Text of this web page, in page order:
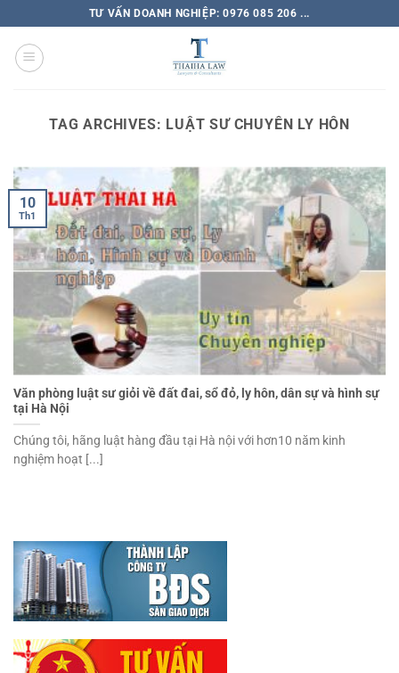
TƯ VẤN DOANH NGHIỆP: 0976 085 206 ...
TAG ARCHIVES: LUẬT SƯ CHUYÊN LY HÔN
Văn phòng luật sư giỏi về đất đai, sổ đỏ, ly hôn, dân sự và hình sự
tại Hà Nội
Chúng tôi, hãng luật hàng đầu tại Hà nội với hơn10 năm kinh
nghiệm hoạt [...]
10
Th1